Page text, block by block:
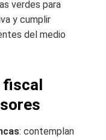
verdes para
y cumplir
del medio
fiscal
: contemplan